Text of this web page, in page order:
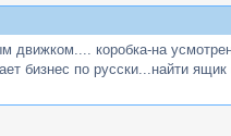
движком.... коробка-на
бизнес по русски...найти